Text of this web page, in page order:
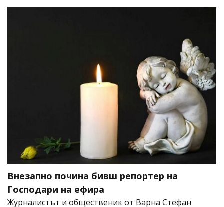
Внезапно почина бивш репортер на
Господари на ефира
Журналистът и общественик от Варна Стефан